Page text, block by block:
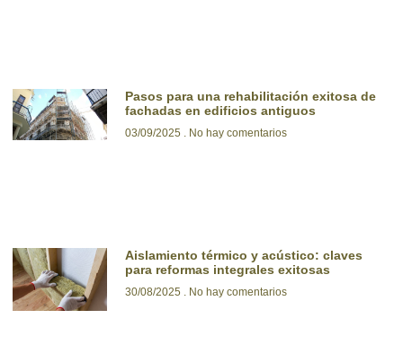
Pasos para una rehabilitación exitosa de
fachadas en edificios antiguos
03/09/2025 No hay comentarios
Aislamiento térmico y acústico: claves
para reformas integrales exitosas
30/08/2025 No hay comentarios